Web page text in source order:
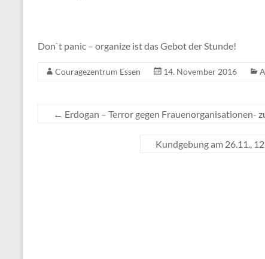
Don`t panic – organize ist das Gebot der Stunde!
Couragezentrum Essen 14. November 2016
← Erdogan – Terror gegen Frauenorganisationen-
Kundgebung am 26.11.,